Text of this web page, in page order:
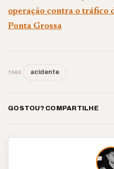
operação contra o tráfico
Ponta Grossa
TAGS acidente
GOSTOU? COMPARTILHE